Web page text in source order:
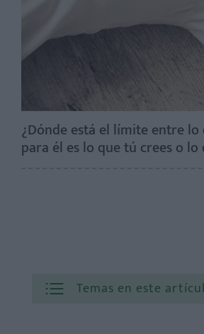
¿Dónde está el límite entre
para él es lo que tú crees o
Temas en este